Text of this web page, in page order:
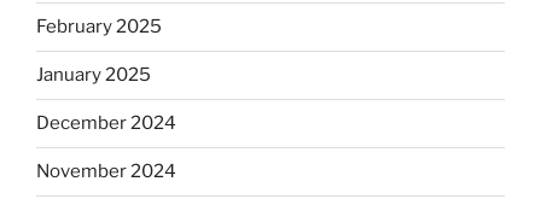
February 2025
January 2025
December 2024
November 2024